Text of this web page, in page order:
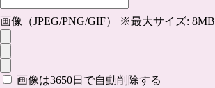
画像（JPEG/PNG/GIF） ※最大サイズ: 8MB
画像は3650日で自動削除する